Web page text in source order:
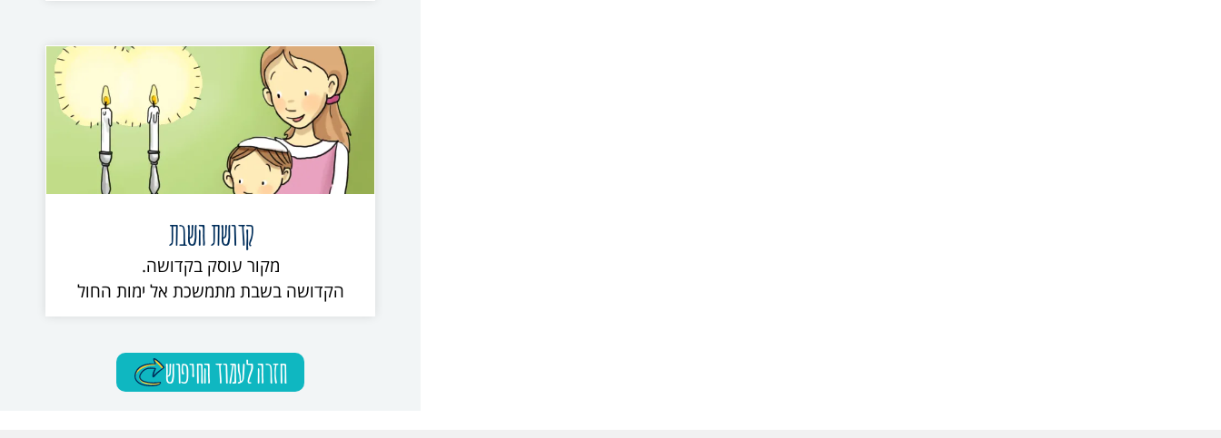
קדושת השבת
מקור עוסק בקדושה.
הקדושה בשבת מתמשכת אל ימות החול
חזרה לעמוד החיפוש